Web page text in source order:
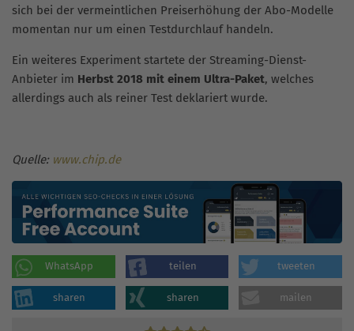
sich bei der vermeintlichen Preiserhöhung der Abo-Modelle
momentan nur um einen Testdurchlauf handeln.
Ein weiteres Experiment startete der Streaming-Dienst-
Anbieter im Herbst 2018 mit einem Ultra-Paket, welches
allerdings auch als reiner Test deklariert wurde.
Quelle: www.chip.de
WhatsApp teilen tweeten
sharen sharen mailen